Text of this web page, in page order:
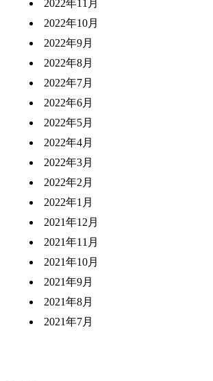
2022年11月
2022年10月
2022年9月
2022年8月
2022年7月
2022年6月
2022年5月
2022年4月
2022年3月
2022年2月
2022年1月
2021年12月
2021年11月
2021年10月
2021年9月
2021年8月
2021年7月